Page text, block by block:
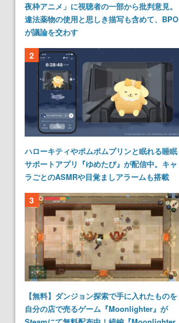
夜枠アニメ」に視聴者の一部から批判意見。
違法薬物の使用と思しき描写も含めて、BPO
が議論を交わす
2
ハローキティやポムポムプリンと眠れる睡眠
サポートアプリ『ゆめたび』が配信中。キャ
ラごとのASMRや目覚ましアラームも搭載
3
【無料】ダンジョン探索で手に入れたものを
自分の店で売るゲーム『Moonlighter』が